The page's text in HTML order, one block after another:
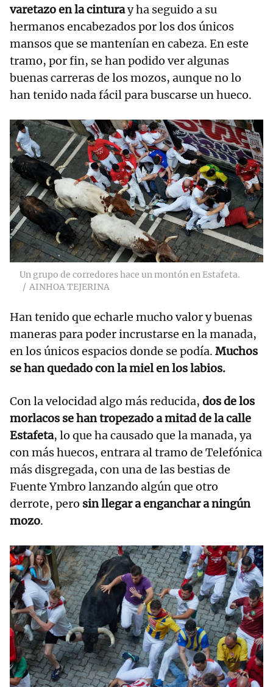
varetazo en la cinturay ha seguido a su
hermanos encabezados por los dos únicos
mansos que se mantenían en cabeza. En este
tramo, por fin, se han podido ver algunas
buenas carreras de los mozos, aunque no lo
han tenido nada fácil para buscarse un hueco.
Un grupo de corredores hace un montón en Estafeta.
AINHOA TEJERINA
Han tenido que echarle mucho valor y buenas
maneras para poder incrustarse en la manada,
en los únicos espacios donde se podía. Muchos
se han quedado con la miel en los labios.
Con la velocidad algo más reducida, dos de los
morlacos se han tropezado a mitad de la calle
Estafeta, lo que ha causado que la manada, ya
con más huecos, entrara al tramo de Telefónica
más disgregada, con una de las bestias de
Fuente Ymbro lanzando algún que otro
derrote, pero sin llegar a enganchar a ningún
mozo.